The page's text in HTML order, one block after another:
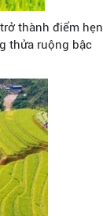
thành điểm hẹn
thửa ruộng bậc